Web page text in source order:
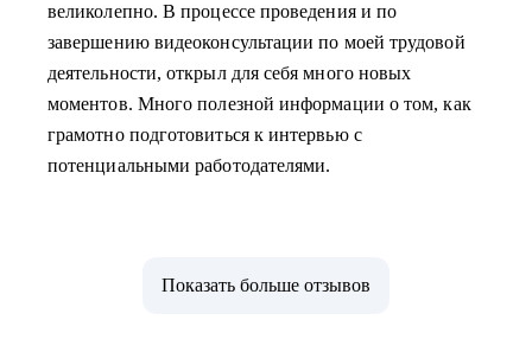
великолепно. В процессе проведения и по
завершению видеоконсультации по моей трудовой
деятельности, открыл для себя много новых
моментов. Много полезной информации о том, как
грамотно подготовиться к интервью с
потенциальными работодателями.
Показать больше отзывов